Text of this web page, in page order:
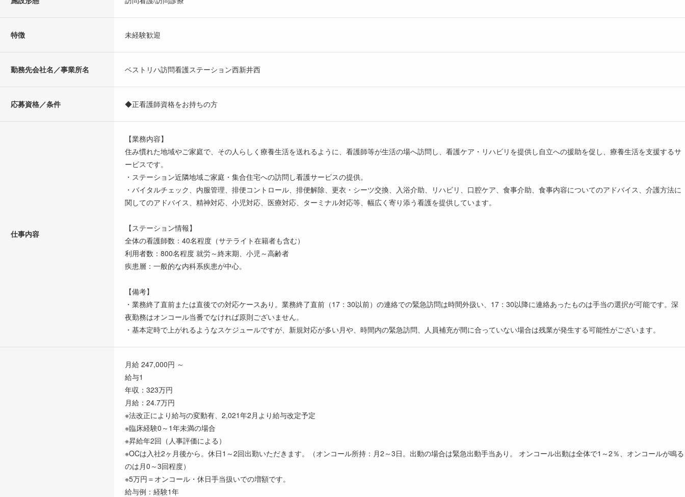
特徴 未経験歓迎
勤務先会社名／事業所名 ベストリハ訪問看護ステーション西新井西
応募資格／条件 ◆正看護師資格をお持ちの方
仕事内容
【業務内容】
住み慣れた地域やご家庭で、その人らしく療養生活を送れるように、看護師等が生活の場へ訪問し、看護ケア・リハビリを提供し自立への援助を促し、療養生活を支援するサ
ービスです。
・ステーション近隣地域ご家庭・集合住宅への訪問し看護サービスの提供。
・バイタルチェック、内服管理、排便コントロール、排便解除、更衣・シーツ交換、入浴介助、リハビリ、口腔ケア、食事介助、食事内容についてのアドバイス、介護方法に
関してのアドバイス、精神対応、小児対応、医療対応、ターミナル対応等、幅広く寄り添う看護を提供しています。
【ステーション情報】
全体の看護師数：40名程度（サテライト在籍者も含む）
利用者数：800名程度 就労～終末期、小児～高齢者
疾患層：一般的な内科系疾患が中心。
【備考】
・業務終了直前または直後での対応ケースあり。業務終了直前（17：30以前）の連絡での緊急訪問は時間外扱い、17：30以降に連絡あったものは手当の選択が可能です。深
夜勤務はオンコール当番でなければ原則ございません。
・基本定時で上がれるようなスケジュールですが、新規対応が多い月や、時間内の緊急訪問、人員補充が間に合っていない場合は残業が発生する可能性がございます。
月給 247,000円 ～
給与1
年収：323万円
月給：24.7万円
※法改正により給与の変動有、2,021年2月より給与改定予定
※臨床経験0～1年未満の場合
※昇給年2回（人事評価による）
※OCは入社2ヶ月後から。休日1～2回出勤いただきます。（オンコール所持：月2～3日。出動の場合は緊急出動手当あり。 オンコール出動は全体で1～2％、オンコールが鳴る
のは月0～3回程度）
※5万円＝オンコール・休日手当扱いでの増額です。
給与例：経験1年